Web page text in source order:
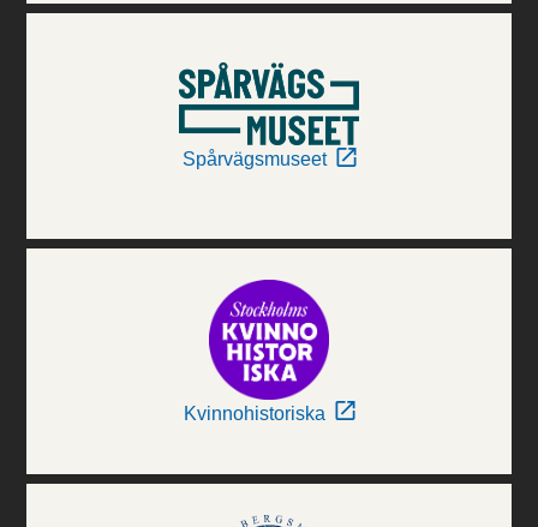
Spårvägsmuseet
Kvinnohistoriska